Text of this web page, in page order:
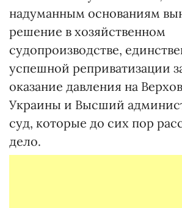
надуманным основаниям
решение в хозяйственном
судопроизводстве,
успешной реприватизации
оказание давления на
Украины и Высший
суд, которые до сих пор
дело.